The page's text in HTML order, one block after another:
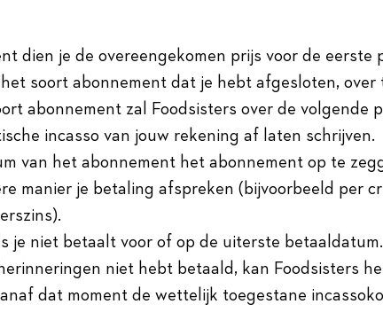
dien je de overeengekomen prijs voor de eerste
soort abonnement dat je hebt afgesloten, over
abonnement zal Foodsisters over de volgende
incasso van jouw rekening af laten schrijven.
van het abonnement het abonnement op te
manier je betaling afspreken (bijvoorbeeld per
je niet betaalt voor of op de uiterste betaaldatum.
niet hebt betaald, kan Foodsisters
dat moment de wettelijk toegestane